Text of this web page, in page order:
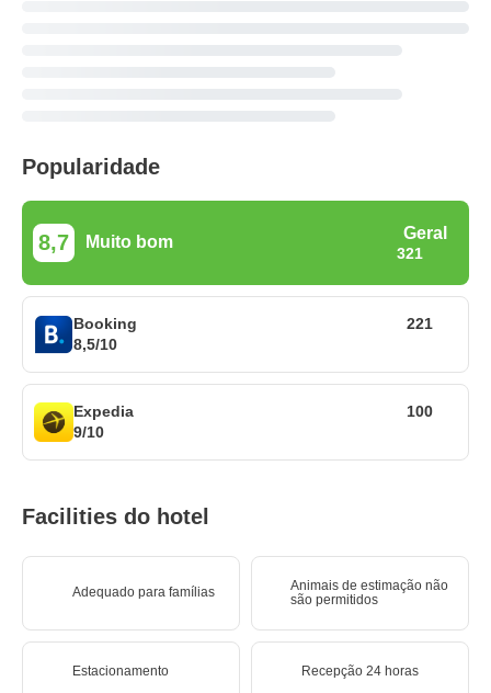
Popularidade
8,7 Muito bom Geral
321
Booking
8,5/10
221
Expedia
9/10
100
Facilities do hotel
Adequado para famílias
Animais de estimação não
são permitidos
Estacionamento Recepção 24 horas